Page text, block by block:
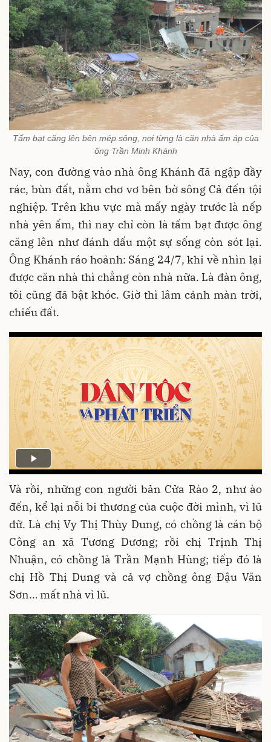
Tấm bạt căng lên bên mép sông, nơi từng là căn nhà ấm áp của
ông Trần Minh Khánh
Nay, con đường vào nhà ông Khánh đã ngập đầy
rác, bùn đất, nằm chơ vơ bên bờ sông Cả đến tội
nghiệp. Trên khu vực mà mấy ngày trước là nếp
nhà yên ấm, thì nay chỉ còn là tấm bạt được ông
căng lên như đánh dấu một sự sống còn sót lại.
Ông Khánh ráo hoảnh: Sáng 24/7, khi về nhìn lại
được căn nhà thì chẳng còn nhà nữa. Là đàn ông,
tôi cũng đã bật khóc. Giờ thì lâm cảnh màn trời,
chiếu đất.
Và rồi, những con người bản Cửa Rào 2, như ào
đến, kể lại nỗi bi thương của cuộc đời mình, vì lũ
dữ. Là chị Vy Thị Thùy Dung, có chồng là cán bộ
Công an xã Tương Dương; rồi chị Trịnh Thị
Nhuận, có chồng là Trần Mạnh Hùng; tiếp đó là
chị Hồ Thị Dung và cả vợ chồng ông Đậu Văn
Sơn… mất nhà vì lũ.